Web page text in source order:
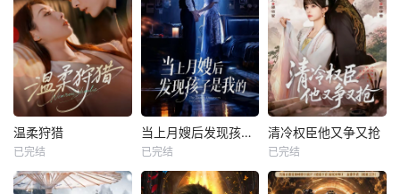
温柔狩猎
已完结
当上月嫂后发现孩子是我的
已完结
清冷权臣他又争又抢
已完结